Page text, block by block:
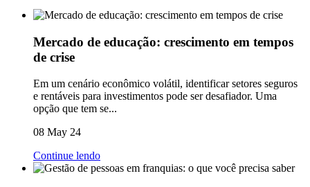
Mercado de educação: crescimento em tempos
de crise
Em um cenário econômico volátil, identificar setores seguros
e rentáveis para investimentos pode ser desafiador. Uma
opção que tem se...
08 May 24
Continue lendo